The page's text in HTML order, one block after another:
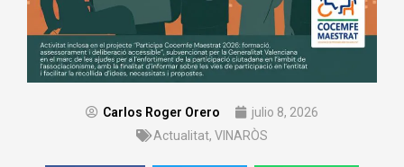
Carlos Roger Orero
julio 8, 2026
Actualitat, VINARÒS